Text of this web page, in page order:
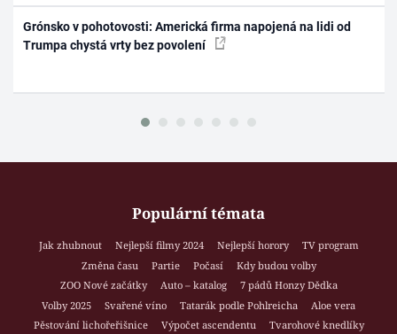
Grónsko v pohotovosti: Americká firma napojená na lidi od
Trumpa chystá vrty bez povolení
Populární témata
Jak zhubnout Nejlepší filmy 2024 Nejlepší horory
TV program
Změna času
Partie Počasí
Kdy budou volby
ZOO Nové začátky
Auto – katalog
7 pádů Honzy Dědka
Volby 2025
Svařené víno Tatarák podle Pohlreicha
Aloe vera
Pěstování lichořeřišnice
Výpočet ascendentu
Tvarohové knedlíky